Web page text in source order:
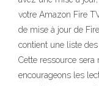
votre Amazon Fire
de mise à jour de
contient une liste
Cette ressource
encourageons les